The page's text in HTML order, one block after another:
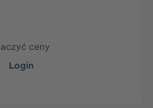
ceny
Login